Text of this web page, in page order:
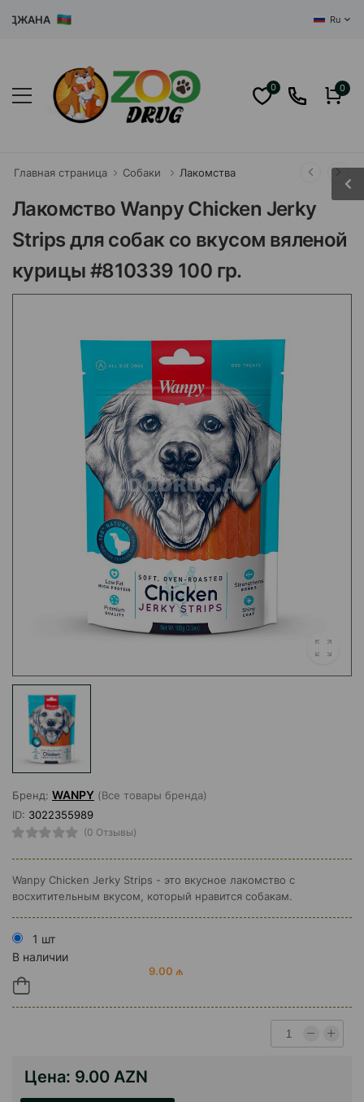
Ru
0 0
Главная страница Собаки Лакомства
Лакомство Wanpy Сhicken Jerky
Strips для собак со вкусом вяленой
курицы #810339 100 гр.
Бренд: WANPY (Все товары бренда)
ID: 3022355989
(0 Отзывы)
Wanpy Сhicken Jerky Strips - это вкусное лакомство с
восхитительным вкусом, который нравится собакам.
1 шт
В наличии
9.00 ₼
Цена: 9.00 AZN